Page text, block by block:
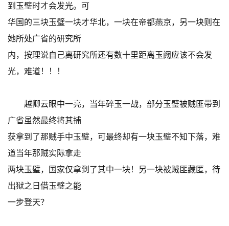
到玉璧时才会发光。可
华国的三块玉璧一块才华北，一块在帝都燕京，另一块则在
她所处广省的研究所
内，按理说自己离研究所还有数十里距离玉阙应该不会发
光，难道！！！
越卿云眼中一亮，当年碎玉一战，部分玉璧被贼匪带到
广省虽然最终将其捕
获拿到了那贼手中玉璧，可最终却有一块玉璧不知下落，难
道当年那贼实际拿走
两块玉璧，国家仅拿到了其中一块！另一块被贼匪藏匿，待
出狱之日借玉璧之能
一步登天？